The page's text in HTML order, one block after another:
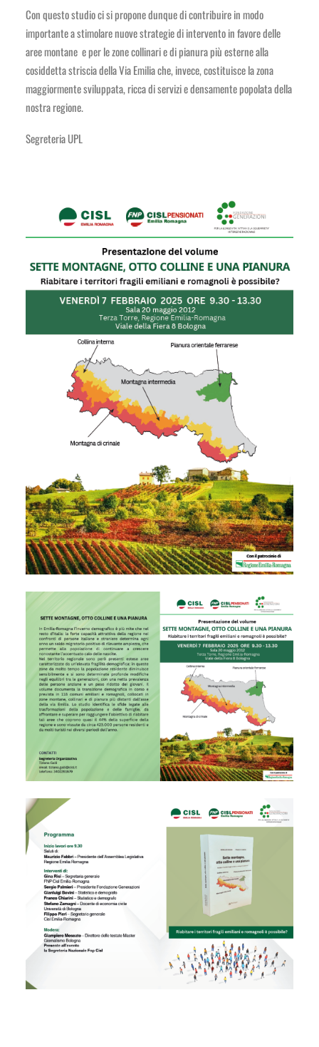
Con questo studio ci si propone dunque di contribuire in modo
importante a stimolare nuove strategie di intervento in favore delle
aree montane e per le zone collinari e di pianura più esterne alla
cosiddetta striscia della Via Emilia che, invece, costituisce la zona
maggiormente sviluppata, ricca di servizi e densamente popolata della
nostra regione.
Segreteria UPL